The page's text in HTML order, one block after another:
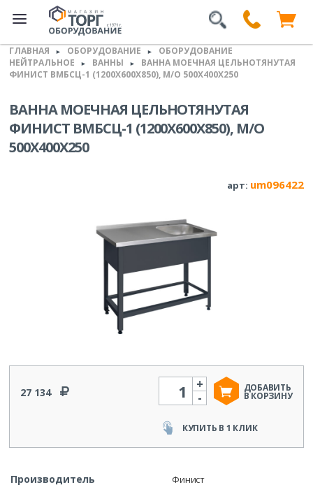
ГЛАВНАЯ ► ОБОРУДОВАНИЕ ►
ОБОРУДОВАНИЕ
НЕЙТРАЛЬНОЕ
► ВАННЫ ►
ВАННА МОЕЧНАЯ ЦЕЛЬНОТЯНУТАЯ
ФИНИСТ ВМБСЦ-1 (1200Х600Х850), М/О 500Х400Х250
ВАННА МОЕЧНАЯ ЦЕЛЬНОТЯНУТАЯ
ФИНИСТ ВМБСЦ-1 (1200Х600Х850), М/О
500Х400Х250
арт: um096422
27 134
Количество
-
+ ДОБАВИТЬ
В КОРЗИНУ
КУПИТЬ В 1 КЛИК
Производитель Финист